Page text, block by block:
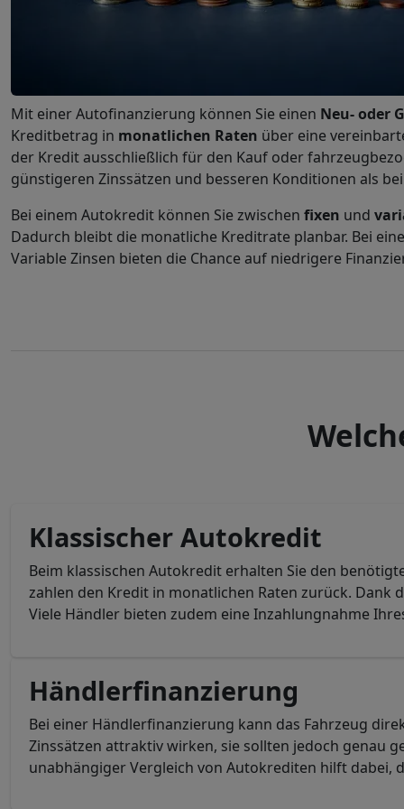
Mit einer Autofinanzierung können Sie einen Neu- oder
Kreditbetrag in monatlichen Raten über eine
der Kredit ausschließlich für den Kauf oder
günstigeren Zinssätzen und besseren Konditionen als
Bei einem Autokredit können Sie zwischen fixen und
Dadurch bleibt die monatliche Kreditrate planbar. Bei
Variable Zinsen bieten die Chance auf niedrigere
Klassischer Autokredit
Beim klassischen Autokredit erhalten Sie den
zahlen den Kredit in monatlichen Raten zurück.
Viele Händler bieten zudem eine Inzahlungnahme
Händlerfinanzierung
Bei einer Händlerfinanzierung kann das Fahrzeug
Zinssätzen attraktiv wirken, sie sollten jedoch genau
unabhängiger Vergleich von Autokrediten hilft dabei,